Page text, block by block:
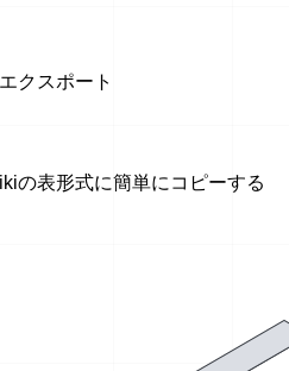
クスポート
の表形式に簡単にコピーする